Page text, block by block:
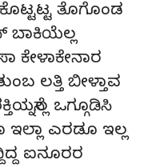
ತೊಗೊಂಡ
ಕೇಳಾಕೇನಾರ
ಲತ್ತಿ ಬೀಳ್ತಾವ
ಒಗ್ಗೂಡಿಸಿ
ಎರಡೂ ಇಲ್ಲ
ಐನೂರರ